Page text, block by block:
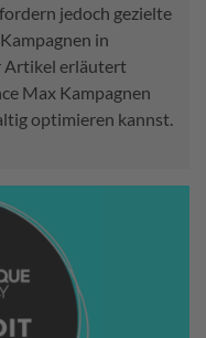
jedoch gezielte
in
Artikel erläutert
Max Kampagnen
optimieren kannst.